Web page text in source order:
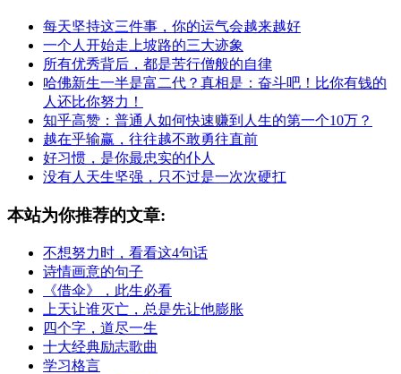
每天坚持这三件事，你的运气会越来越好
一个人开始走上坡路的三大迹象
所有优秀背后，都是苦行僧般的自律
哈佛新生一半是富二代？真相是：奋斗吧！比你有钱的
人还比你努力！
知乎高赞：普通人如何快速赚到人生的第一个10万？
越在乎输赢，往往越不敢勇往直前
好习惯，是你最忠实的仆人
没有人天生坚强，只不过是一次次硬扛
本站为你推荐的文章:
不想努力时，看看这4句话
诗情画意的句子
《借伞》，此生必看
上天让谁灭亡，总是先让他膨胀
四个字，道尽一生
十大经典励志歌曲
学习格言